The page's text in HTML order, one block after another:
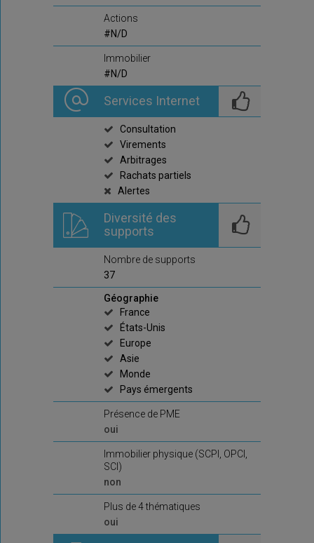
Actions
#N/D
Immobilier
#N/D
Services Internet
Consultation
Virements
Arbitrages
Rachats partiels
Alertes
Diversité des
supports
Nombre de supports
37
Géographie
France
États-Unis
Europe
Asie
Monde
Pays émergents
Présence de PME
oui
Immobilier physique (SCPI, OPCI,
SCI)
non
Plus de 4 thématiques
oui